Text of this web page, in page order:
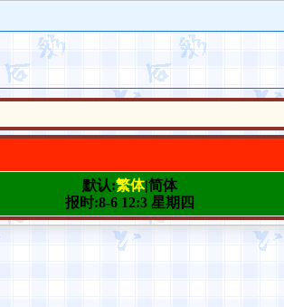
默认:繁体|简体
报时:8-6 12:3 星期四